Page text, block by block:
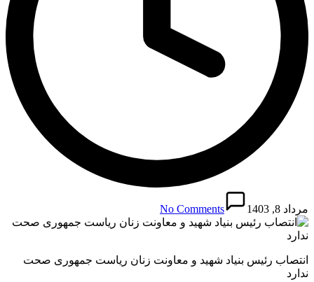
مرداد 8, 1403 No Comments
انتصاب رئیس بنیاد شهید و معاونت زنان ریاست جمهوری صحت
ندارد